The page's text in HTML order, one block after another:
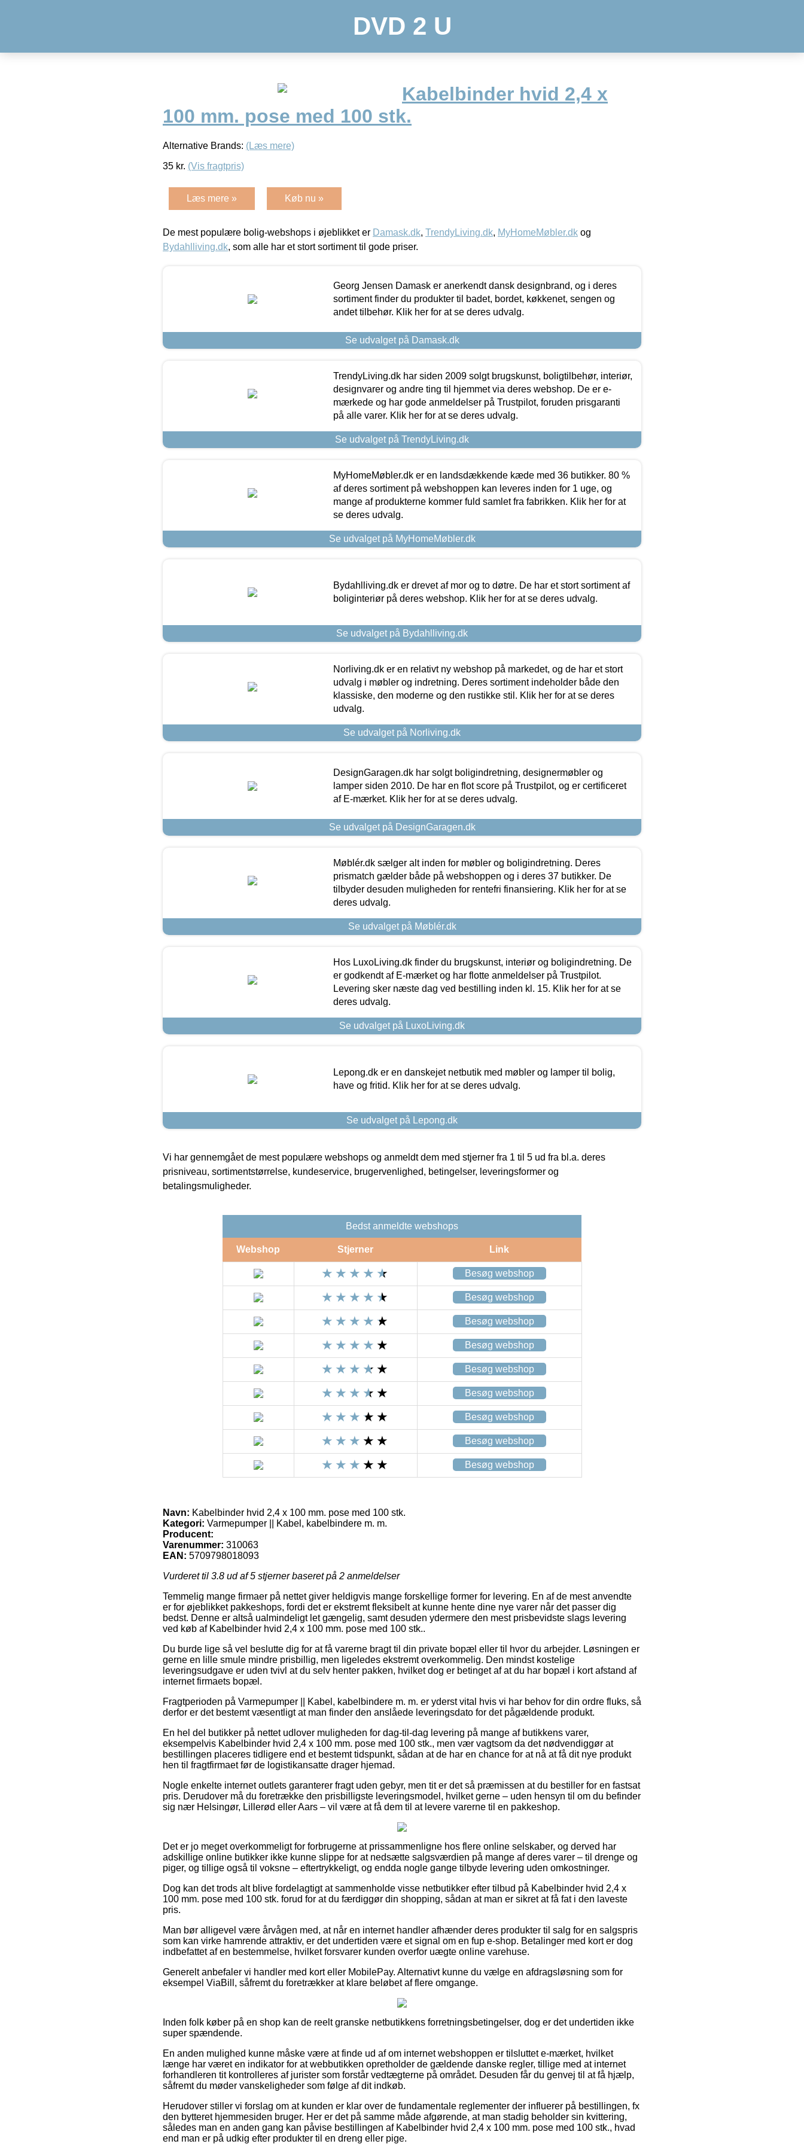
DVD 2 U
Kabelbinder hvid 2,4 x
100 mm. pose med 100 stk.
Alternative Brands: (Læs mere)
35 kr. (Vis fragtpris)
Læs mere » Køb nu »
De mest populære bolig-webshops i øjeblikket er Damask.dk, TrendyLiving.dk, MyHomeMøbler.dk og
Bydahlliving.dk, som alle har et stort sortiment til gode priser.
Georg Jensen Damask er anerkendt dansk designbrand, og i deres
sortiment finder du produkter til badet, bordet, køkkenet, sengen og
andet tilbehør. Klik her for at se deres udvalg.
Se udvalget på Damask.dk
TrendyLiving.dk har siden 2009 solgt brugskunst, boligtilbehør, interiør,
designvarer og andre ting til hjemmet via deres webshop. De er e-
mærkede og har gode anmeldelser på Trustpilot, foruden prisgaranti
på alle varer. Klik her for at se deres udvalg.
Se udvalget på TrendyLiving.dk
MyHomeMøbler.dk er en landsdækkende kæde med 36 butikker. 80 %
af deres sortiment på webshoppen kan leveres inden for 1 uge, og
mange af produkterne kommer fuld samlet fra fabrikken. Klik her for at
se deres udvalg.
Se udvalget på MyHomeMøbler.dk
Bydahlliving.dk er drevet af mor og to døtre. De har et stort sortiment af
boliginteriør på deres webshop. Klik her for at se deres udvalg.
Se udvalget på Bydahlliving.dk
Norliving.dk er en relativt ny webshop på markedet, og de har et stort
udvalg i møbler og indretning. Deres sortiment indeholder både den
klassiske, den moderne og den rustikke stil. Klik her for at se deres
udvalg.
Se udvalget på Norliving.dk
DesignGaragen.dk har solgt boligindretning, designermøbler og
lamper siden 2010. De har en flot score på Trustpilot, og er certificeret
af E-mærket. Klik her for at se deres udvalg.
Se udvalget på DesignGaragen.dk
Møblér.dk sælger alt inden for møbler og boligindretning. Deres
prismatch gælder både på webshoppen og i deres 37 butikker. De
tilbyder desuden muligheden for rentefri finansiering. Klik her for at se
deres udvalg.
Se udvalget på Møblér.dk
Hos LuxoLiving.dk finder du brugskunst, interiør og boligindretning. De
er godkendt af E-mærket og har flotte anmeldelser på Trustpilot.
Levering sker næste dag ved bestilling inden kl. 15. Klik her for at se
deres udvalg.
Se udvalget på LuxoLiving.dk
Lepong.dk er en danskejet netbutik med møbler og lamper til bolig,
have og fritid. Klik her for at se deres udvalg.
Se udvalget på Lepong.dk
Vi har gennemgået de mest populære webshops og anmeldt dem med stjerner fra 1 til 5 ud fra bl.a. deres
prisniveau, sortimentstørrelse, kundeservice, brugervenlighed, betingelser, leveringsformer og
betalingsmuligheder.
Bedst anmeldte webshops
Webshop Stjerner Link
Besøg webshop
Besøg webshop
Besøg webshop
Besøg webshop
Besøg webshop
Besøg webshop
Besøg webshop
Besøg webshop
Besøg webshop
Navn: Kabelbinder hvid 2,4 x 100 mm. pose med 100 stk.
Kategori: Varmepumper || Kabel, kabelbindere m. m.
Producent:
Varenummer: 310063
EAN: 5709798018093
Vurderet til 3.8 ud af 5 stjerner baseret på 2 anmeldelser
Temmelig mange firmaer på nettet giver heldigvis mange forskellige former for levering. En af de mest anvendte
er for øjeblikket pakkeshops, fordi det er ekstremt fleksibelt at kunne hente dine nye varer når det passer dig
bedst. Denne er altså ualmindeligt let gængelig, samt desuden ydermere den mest prisbevidste slags levering
ved køb af Kabelbinder hvid 2,4 x 100 mm. pose med 100 stk..
Du burde lige så vel beslutte dig for at få varerne bragt til din private bopæl eller til hvor du arbejder. Løsningen er
gerne en lille smule mindre prisbillig, men ligeledes ekstremt overkommelig. Den mindst kostelige
leveringsudgave er uden tvivl at du selv henter pakken, hvilket dog er betinget af at du har bopæl i kort afstand af
internet firmaets bopæl.
Fragtperioden på Varmepumper || Kabel, kabelbindere m. m. er yderst vital hvis vi har behov for din ordre fluks, så
derfor er det bestemt væsentligt at man finder den anslåede leveringsdato for det pågældende produkt.
En hel del butikker på nettet udlover muligheden for dag-til-dag levering på mange af butikkens varer,
eksempelvis Kabelbinder hvid 2,4 x 100 mm. pose med 100 stk., men vær vagtsom da det nødvendiggør at
bestillingen placeres tidligere end et bestemt tidspunkt, sådan at de har en chance for at nå at få dit nye produkt
hen til fragtfirmaet før de logistikansatte drager hjemad.
Nogle enkelte internet outlets garanterer fragt uden gebyr, men tit er det så præmissen at du bestiller for en fastsat
pris. Derudover må du foretrække den prisbilligste leveringsmodel, hvilket gerne – uden hensyn til om du befinder
sig nær Helsingør, Lillerød eller Aars – vil være at få dem til at levere varerne til en pakkeshop.
Det er jo meget overkommeligt for forbrugerne at prissammenligne hos flere online selskaber, og derved har
adskillige online butikker ikke kunne slippe for at nedsætte salgsværdien på mange af deres varer – til drenge og
piger, og tillige også til voksne – eftertrykkeligt, og endda nogle gange tilbyde levering uden omkostninger.
Dog kan det trods alt blive fordelagtigt at sammenholde visse netbutikker efter tilbud på Kabelbinder hvid 2,4 x
100 mm. pose med 100 stk. forud for at du færdiggør din shopping, sådan at man er sikret at få fat i den laveste
pris.
Man bør alligevel være årvågen med, at når en internet handler afhænder deres produkter til salg for en salgspris
som kan virke hamrende attraktiv, er det undertiden være et signal om en fup e-shop. Betalinger med kort er dog
indbefattet af en bestemmelse, hvilket forsvarer kunden overfor uægte online varehuse.
Generelt anbefaler vi handler med kort eller MobilePay. Alternativt kunne du vælge en afdragsløsning som for
eksempel ViaBill, såfremt du foretrækker at klare beløbet af flere omgange.
Inden folk køber på en shop kan de reelt granske netbutikkens forretningsbetingelser, dog er det undertiden ikke
super spændende.
En anden mulighed kunne måske være at finde ud af om internet webshoppen er tilsluttet e-mærket, hvilket
længe har været en indikator for at webbutikken opretholder de gældende danske regler, tillige med at internet
forhandleren tit kontrolleres af jurister som forstår vedtægterne på området. Desuden får du genvej til at få hjælp,
såfremt du møder vanskeligheder som følge af dit indkøb.
Herudover stiller vi forslag om at kunden er klar over de fundamentale reglementer der influerer på bestillingen, fx
den bytteret hjemmesiden bruger. Her er det på samme måde afgørende, at man stadig beholder sin kvittering,
således man en anden gang kan påvise bestillingen af Kabelbinder hvid 2,4 x 100 mm. pose med 100 stk., hvad
end man er på udkig efter produkter til en dreng eller pige.